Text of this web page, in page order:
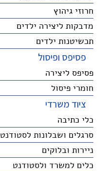
חרוזי גיהוץ
מדבקות ליצירה ילדים
תכשיטנות ילדים
פסיפס ופיסול
פסיפס ליצירה
חומרי פיסול
ציוד משרדי
כלי כתיבה
סרגלים ושבלונות לסטודנט
ניירות ובלוקים
כלים למשרד ולסטודנט